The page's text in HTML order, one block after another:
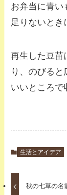
お弁当に青い
足りないとき
再生した豆苗
り、のびる
いいところで
生活とアイデア
秋の七草の名